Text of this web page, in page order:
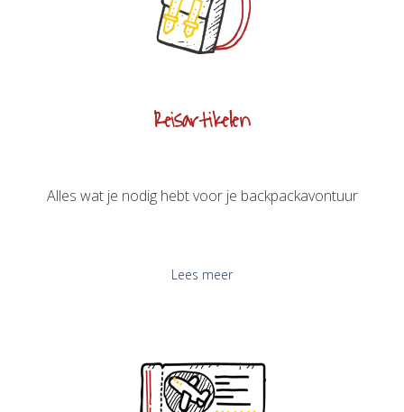
Reisartikelen
Alles wat je nodig hebt voor je backpackavontuur
Lees meer